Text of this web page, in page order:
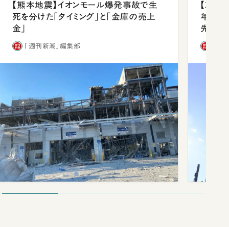
【熊本地震】イオンモール爆発事故で生
死を分けた「タイミング」と「金庫の売上
金」
「週刊新潮」編集部
【就活
年会は
先1位